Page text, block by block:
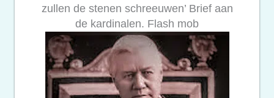
zullen de stenen schreeuwen’ Brief aan
de kardinalen. Flash mob